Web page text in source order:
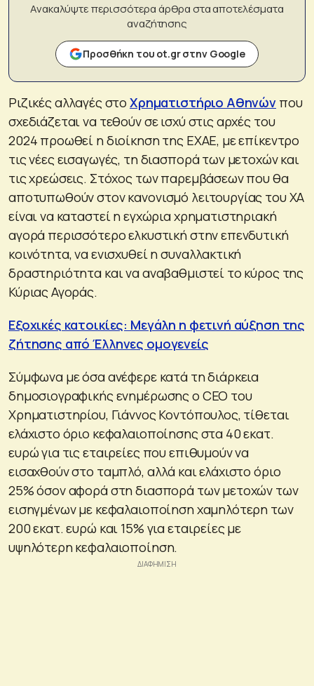
Ανακαλύψτε περισσότερα άρθρα στα αποτελέσματα
αναζήτησης
Προσθήκη του ot.gr στην Google
Ριζικές αλλαγές στοΧρηματιστήριο Αθηνών που
σχεδιάζεται να τεθούν σε ισχύ στις αρχές του
2024 προωθεί η διοίκηση της ΕΧΑΕ, με επίκεντρο
τις νέες εισαγωγές, τη διασπορά των μετοχών και
τις χρεώσεις. Στόχος των παρεμβάσεων που θα
αποτυπωθούν στον κανονισμό λειτουργίας του ΧΑ
είναι να καταστεί η εγχώρια χρηματιστηριακή
αγορά περισσότερο ελκυστική στην επενδυτική
κοινότητα, να ενισχυθεί η συναλλακτική
δραστηριότητα και να αναβαθμιστεί το κύρος της
Κύριας Αγοράς.
Εξοχικές κατοικίες: Μεγάλη η φετινή αύξηση της
ζήτησης από Έλληνες ομογενείς
Σύμφωνα με όσα ανέφερε κατά τη διάρκεια
δημοσιογραφικής ενημέρωσης ο CEO του
Χρηματιστηρίου, Γιάννος Κοντόπουλος, τίθεται
ελάχιστο όριο κεφαλαιοποίησης στα 40 εκατ.
ευρώ για τις εταιρείες που επιθυμούν να
εισαχθούν στο ταμπλό, αλλά και ελάχιστο όριο
25% όσον αφορά στη διασπορά των μετοχών των
εισηγμένων με κεφαλαιοποίηση χαμηλότερη των
200 εκατ. ευρώ και 15% για εταιρείες με
υψηλότερη κεφαλαιοποίηση.